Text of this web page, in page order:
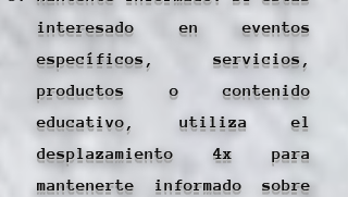
interesado en eventos
específicos, servicios,
productos o contenido
educativo, utiliza el
desplazamiento 4x para
mantenerte informado sobre